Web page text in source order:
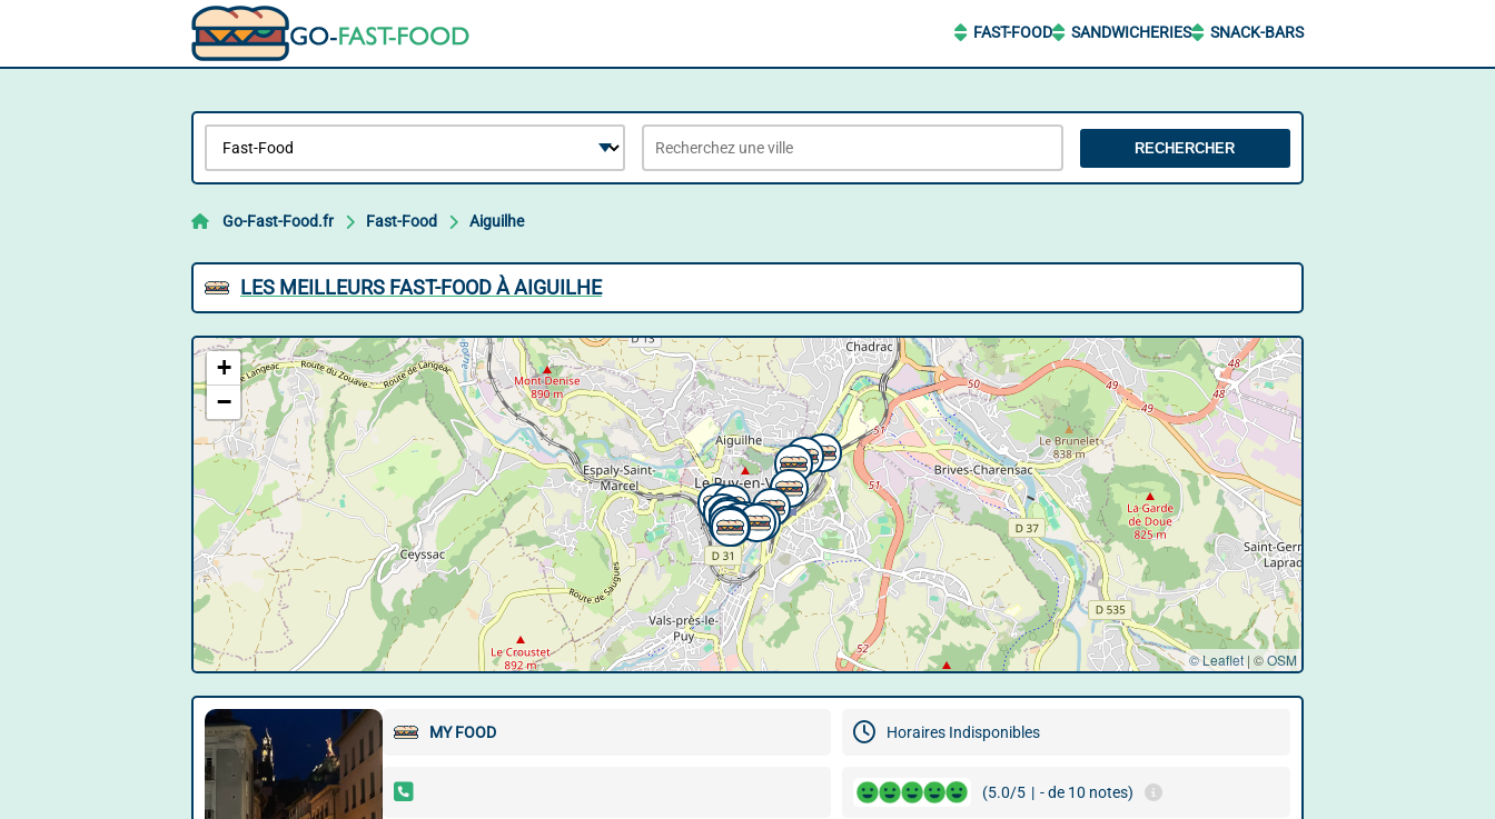
FAST-FOOD SANDWICHERIES SNACK-BARS
RECHERCHER
Go-Fast-Food.fr Fast-Food Aiguilhe
LES MEILLEURS FAST-FOOD À AIGUILHE
+
−
© Leaflet | ©OSM
MY FOOD Horaires Indisponibles
(5.0/5 | - de 10 notes)